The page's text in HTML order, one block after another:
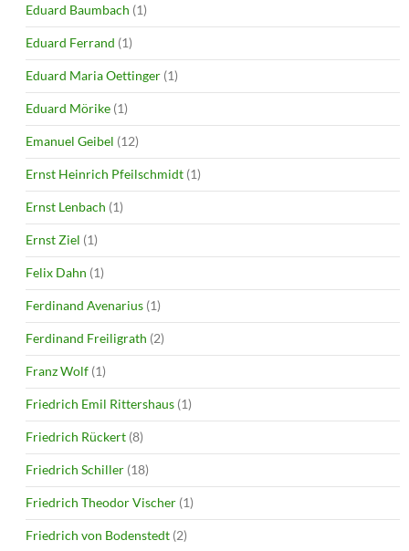
Eduard Baumbach (1)
Eduard Ferrand (1)
Eduard Maria Oettinger (1)
Eduard Mörike (1)
Emanuel Geibel (12)
Ernst Heinrich Pfeilschmidt (1)
Ernst Lenbach (1)
Ernst Ziel (1)
Felix Dahn (1)
Ferdinand Avenarius (1)
Ferdinand Freiligrath (2)
Franz Wolf (1)
Friedrich Emil Rittershaus (1)
Friedrich Rückert (8)
Friedrich Schiller (18)
Friedrich Theodor Vischer (1)
Friedrich von Bodenstedt (2)